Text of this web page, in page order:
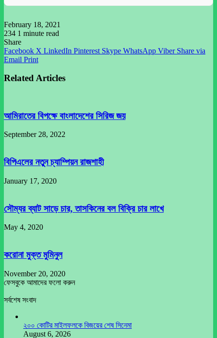
February 18, 2021
234 1 minute read
Share
Facebook X LinkedIn Pinterest Skype WhatsApp Viber Share via
Email Print
Related Articles
আমিরাতের বিপক্ষে বাংলাদেশের সিরিজ জয়
September 28, 2022
বিপিএলের নতুন চ্যাম্পিয়ন রাজশাহী
January 17, 2020
সৌম্যর ব্যাট সাড়ে চার, তাসকিনের বল বিক্রি চার লাখে
May 4, 2020
করোনা মুক্ত মুমিনুল
November 20, 2020
ফেসবুকে আমাদের ফলো করুন
সর্বশেষ সংবাদ
২০০ কোটির মাইলফলকে বিজয়ের শেষ সিনেমা
August 6, 2026